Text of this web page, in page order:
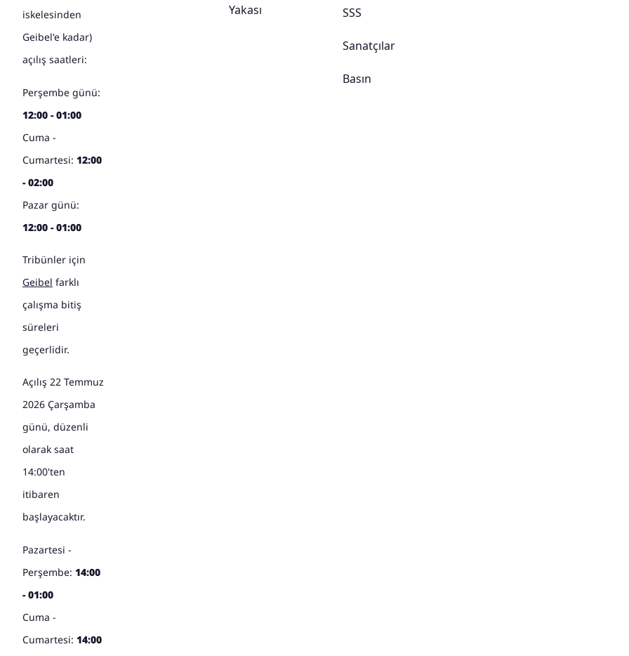
iskelesinden
Geibel'e kadar)
açılış saatleri:
Perşembe günü:
12:00 - 01:00
Cuma -
Cumartesi: 12:00
- 02:00
Pazar günü:
12:00 - 01:00
Tribünler için
Geibel farklı
çalışma bitiş
süreleri
geçerlidir.
Açılış 22 Temmuz
2026 Çarşamba
günü, düzenli
olarak saat
14:00'ten
itibaren
başlayacaktır.
Pazartesi -
Perşembe: 14:00
- 01:00
Cuma -
Cumartesi: 14:00
Yakası
SSS
Sanatçılar
Basın